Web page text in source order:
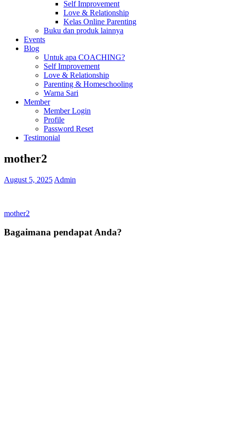
Self Improvement
Love & Relationship
Kelas Online Parenting
Buku dan produk lainnya
Events
Blog
Untuk apa COACHING?
Self Improvement
Love & Relationship
Parenting & Homeschooling
Warna Sari
Member
Member Login
Profile
Password Reset
Testimonial
mother2
August 5, 2025 Admin
Post
navigation
mother2
Bagaimana pendapat Anda?